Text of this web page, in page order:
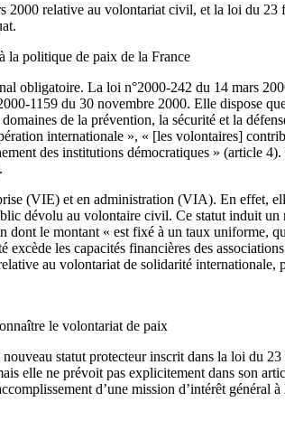
relative au volontariat civil, et la loi du
la politique de paix de la France
obligatoire. La loi n°2000-242 du 14 mars
1159 du 30 novembre 2000. Elle dispose
de la prévention, la sécurité et la
internationale », « [les volontaires]
des institutions démocratiques » (article
(VIE) et en administration (VIA). En effet,
dévolu au volontaire civil. Ce statut induit un
le montant « est fixé à un taux uniforme,
les capacités financières des
au volontariat de solidarité
le volontariat de paix
statut protecteur inscrit dans la loi du
elle ne prévoit pas explicitement dans son
d’une mission d’intérêt général